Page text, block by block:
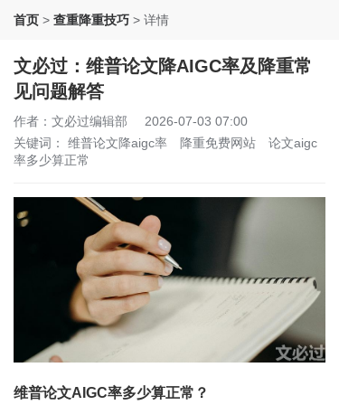
首页 > 查重降重技巧 > 详情
文必过：维普论文降AIGC率及降重常
见问题解答
作者：文必过编辑部
2026-07-03 07:00
关键词： 维普论文降aigc率 降重免费网站
论文aigc
率多少算正常
维普论文AIGC率多少算正常？